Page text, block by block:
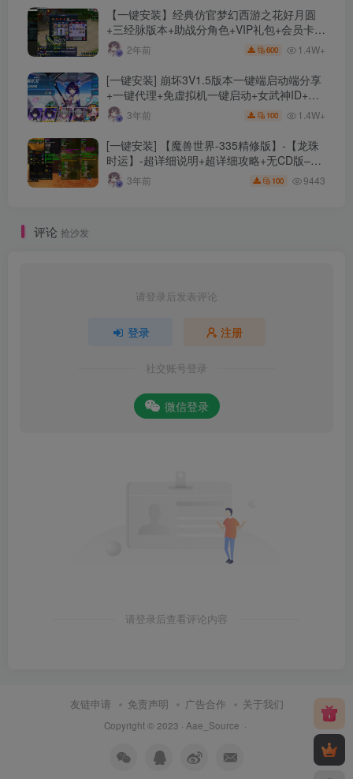
【一键安装】经典仿官梦幻西游之花好月圆
+三经脉版本+助战分角色+VIP礼包+会员卡
+剧情活动+视频搭建及其他修改资料
2年前 600 1.4W+
[一键安装] 崩坏3V1.5版本一键端启动端分享
+一键代理+免虚拟机一键启动+女武神ID+详
细指令+极简一键修改
3年前 100 1.4W+
[一键安装] 【魔兽世界-335精修版】-【龙珠
时运】-超详细说明+超详细攻略+无CD版–精
修版本-站长推荐+站长亲测
3年前 100 9443
评论 抢沙发
请登录后发表评论
登录 注册
社交账号登录
微信登录
请登录后查看评论内容
友链申请 免责声明 广告合作 关于我们
Copyright © 2023 · Aae_Source ·